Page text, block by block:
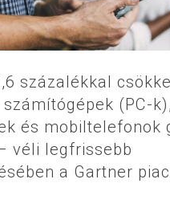
százalékkal
(PC-k),
és mobiltelefonok
véli legfrissebb
a Gartner